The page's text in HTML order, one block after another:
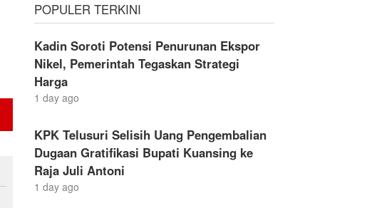
POPULER TERKINI
Kadin Soroti Potensi Penurunan Ekspor
Nikel, Pemerintah Tegaskan Strategi
Harga
1 day ago
KPK Telusuri Selisih Uang Pengembalian
Dugaan Gratifikasi Bupati Kuansing ke
Raja Juli Antoni
1 day ago